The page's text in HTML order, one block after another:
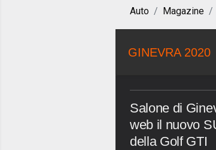
Auto Magazine
GINEVRA 2020
Salone di
web il nuovo
della Golf GTI